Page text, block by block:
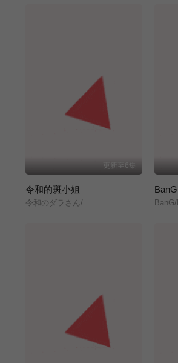
更新至6集
令和的斑小姐
令和のダラさん/